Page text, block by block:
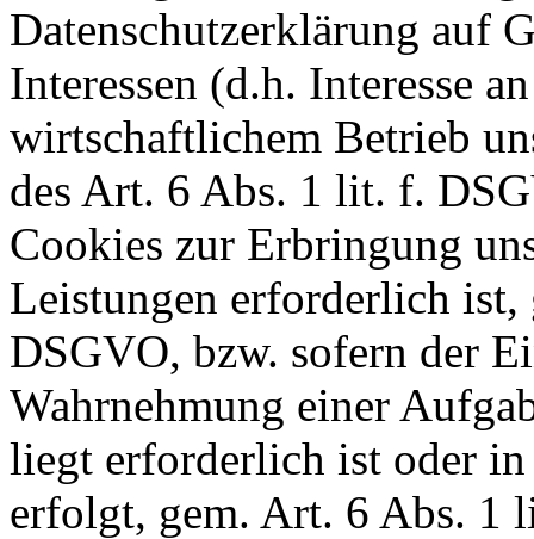
Datenschutzerklärung auf
Interessen (d.h. Interesse
wirtschaftlichem Betrieb
des Art. 6 Abs. 1 lit. f.
Cookies zur Erbringung
Leistungen erforderlich
DSGVO, bzw. sofern der
Wahrnehmung einer
liegt erforderlich ist oder
erfolgt, gem. Art. 6 Abs. 1